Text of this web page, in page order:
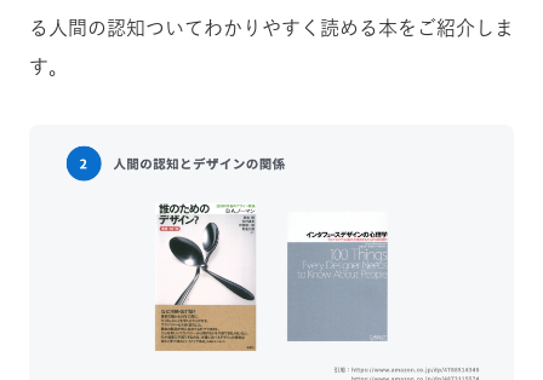
る人間の認知ついてわかりやすく読める本をご紹介しま
す。